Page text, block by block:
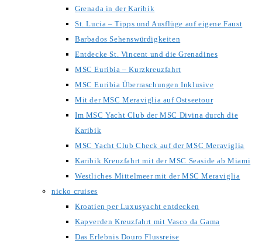
Grenada in der Karibik
St. Lucia – Tipps und Ausflüge auf eigene Faust
Barbados Sehenswürdigkeiten
Entdecke St. Vincent und die Grenadines
MSC Euribia – Kurzkreuzfahrt
MSC Euribia Überraschungen Inklusive
Mit der MSC Meraviglia auf Ostseetour
Im MSC Yacht Club der MSC Divina durch die
Karibik
MSC Yacht Club Check auf der MSC Meraviglia
Karibik Kreuzfahrt mit der MSC Seaside ab Miami
Westliches Mittelmeer mit der MSC Meraviglia
nicko cruises
Kroatien per Luxusyacht entdecken
Kapverden Kreuzfahrt mit Vasco da Gama
Das Erlebnis Douro Flussreise